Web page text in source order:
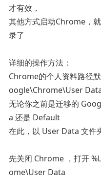
才有效，
其他方式启动Chrome，
录了
详细的操作方法：
Chrome的个人资料路径
oogle\Chrome\User
无论你之前是迁移的
a 还是 Default
在此，以 User Data 文件
先关闭 Chrome ，打开
ome\User Data